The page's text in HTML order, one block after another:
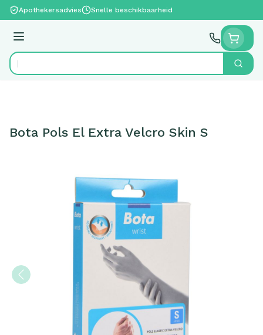
Ga naar de inhoud
Apothekersadvies Snelle beschikbaarheid
Menu
Product, merk, categorie... Zoek
Bota Pols El Extra Velcro Skin S